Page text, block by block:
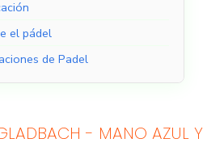
el pádel
de Padel
- MANO AZUL Y